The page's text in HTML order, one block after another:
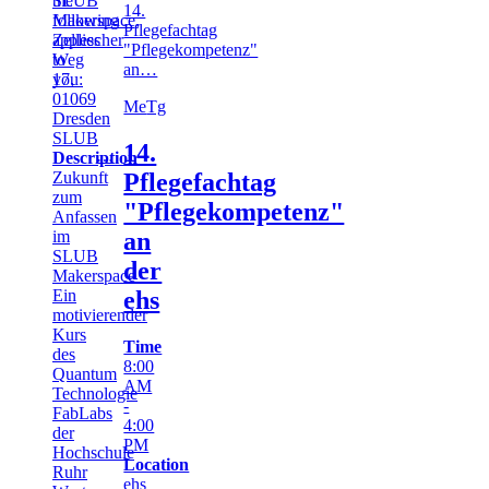
following
applies
to
you:
…
Makerspace,
Zellescher
Weg
17,
01069
Dresden
SLUB
Description
Zukunft
zum
Anfassen
im
SLUB
Makerspace
Ein
motivierender
Kurs
des
Quantum
Technologie
FabLabs
der
Hochschule
Ruhr
14.
Pflegefachtag
"Pflegekompetenz"
an…
MeTg
14.
Pflegefachtag
"Pflegekompetenz"
an
der
ehs
Time
8:00
AM
-
4:00
PM
Location
ehs